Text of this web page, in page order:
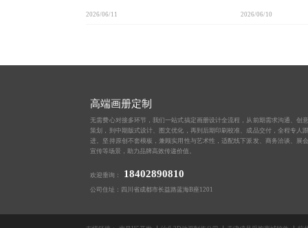
案，避免低价陷阱与隐藏成本。
2026/06/11
光与用户增长双目标。
2026/06/10
高端画册定制
无需费心对接多环节，我们一站式搞定画册设计全流程，从前期需求沟通、创
策划，到中期版式设计、图文优化，再到后期印刷校准、成品交付，全程专人
进。坚持原创不套模板，兼顾实用性与艺术性，适配线下派发、商务洽谈、展
宣传等场景，助力品牌高效传递价值。
欢迎垂询： 18402890810
公司住址：四川省成都市长益路蓝海B座1201